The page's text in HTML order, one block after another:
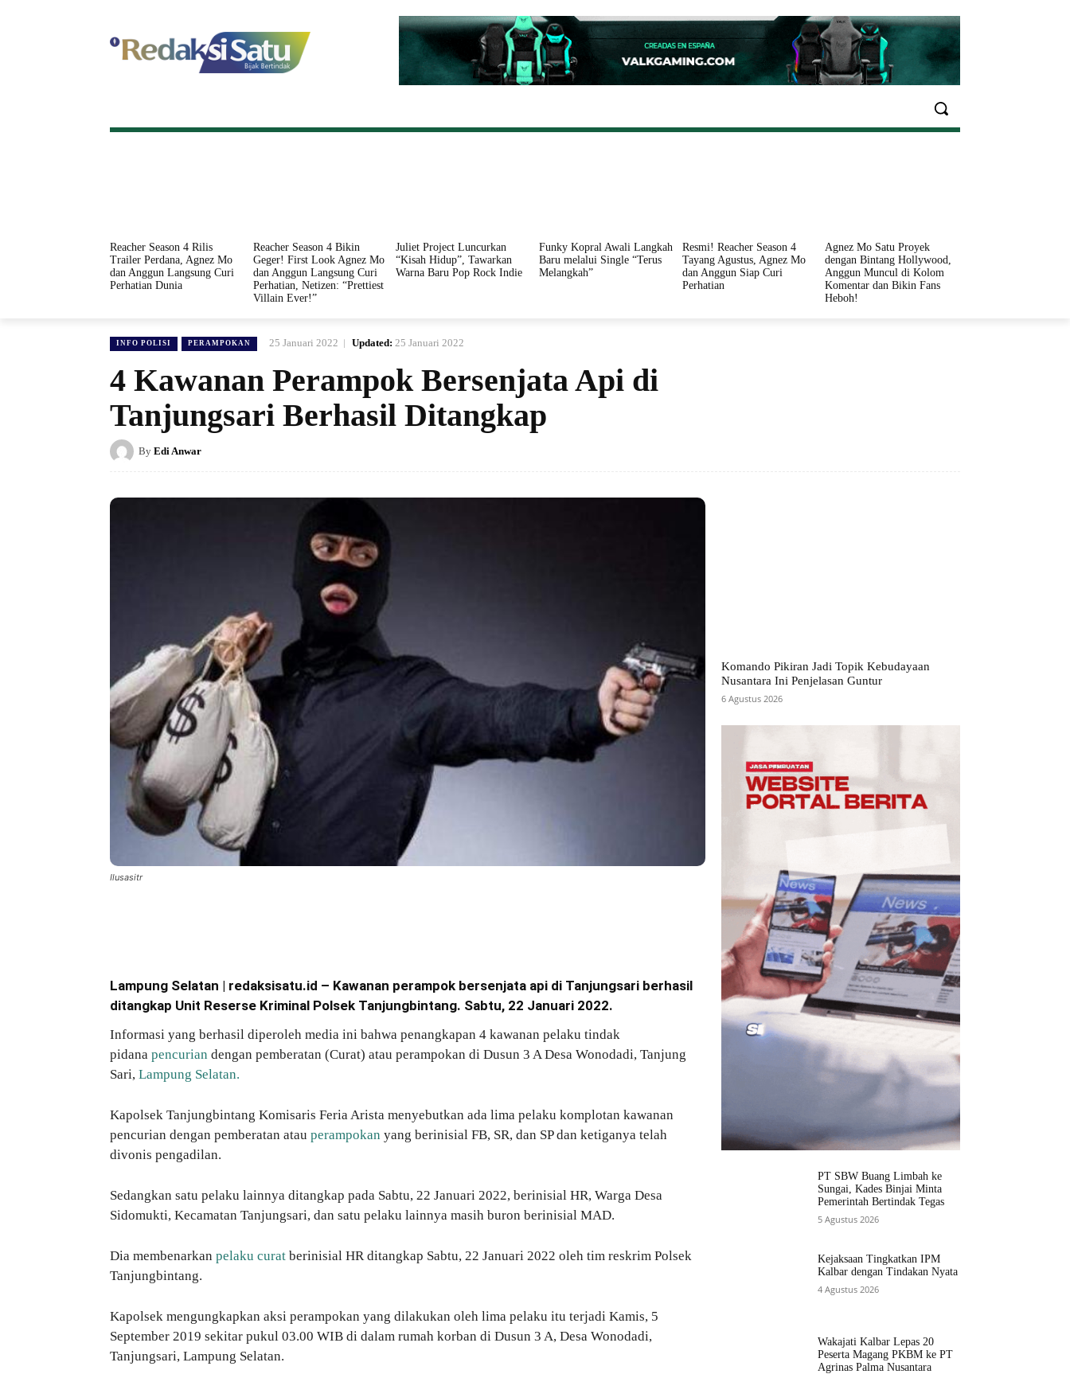
INFO SEHAT
Reacher Season 4 Rilis
Trailer Perdana, Agnez Mo
dan Anggun Langsung Curi
Perhatian Dunia
Reacher Season 4 Bikin
Geger! First Look Agnez Mo
dan Anggun Langsung Curi
Perhatian, Netizen: “Prettiest
Villain Ever!”
Juliet Project Luncurkan
“Kisah Hidup”, Tawarkan
Warna Baru Pop Rock Indie
Funky Kopral Awali Langkah
Baru melalui Single “Terus
Melangkah”
Resmi! Reacher Season 4
Tayang Agustus, Agnez Mo
dan Anggun Siap Curi
Perhatian
Agnez Mo Satu Proyek
dengan Bintang Hollywood,
Anggun Muncul di Kolom
Komentar dan Bikin Fans
Heboh!
INFO POLISI PERAMPOKAN 25 Januari 2022 Updated: 25 Januari 2022
4 Kawanan Perampok Bersenjata Api di
Tanjungsari Berhasil Ditangkap
By Edi Anwar
Ilusasitr
Lampung Selatan | redaksisatu.id – Kawanan perampok bersenjata api di Tanjungsari berhasil
ditangkap Unit Reserse Kriminal Polsek Tanjungbintang. Sabtu, 22 Januari 2022.
Informasi yang berhasil diperoleh media ini bahwa penangkapan 4 kawanan pelaku tindak
pidana pencurian dengan pemberatan (Curat) atau perampokan di Dusun 3 A Desa Wonodadi, Tanjung
Sari, Lampung Selatan.
Kapolsek Tanjungbintang Komisaris Feria Arista menyebutkan ada lima pelaku komplotan kawanan
pencurian dengan pemberatan atau perampokan yang berinisial FB, SR, dan SP dan ketiganya telah
divonis pengadilan.
Sedangkan satu pelaku lainnya ditangkap pada Sabtu, 22 Januari 2022, berinisial HR, Warga Desa
Sidomukti, Kecamatan Tanjungsari, dan satu pelaku lainnya masih buron berinisial MAD.
Dia membenarkan pelaku curat berinisial HR ditangkap Sabtu, 22 Januari 2022 oleh tim reskrim Polsek
Tanjungbintang.
Kapolsek mengungkapkan aksi perampokan yang dilakukan oleh lima pelaku itu terjadi Kamis, 5
September 2019 sekitar pukul 03.00 WIB di dalam rumah korban di Dusun 3 A, Desa Wonodadi,
Tanjungsari, Lampung Selatan.
Komando Pikiran Jadi Topik Kebudayaan
Nusantara Ini Penjelasan Guntur
6 Agustus 2026
PT SBW Buang Limbah ke
Sungai, Kades Binjai Minta
Pemerintah Bertindak Tegas
5 Agustus 2026
Kejaksaan Tingkatkan IPM
Kalbar dengan Tindakan Nyata
4 Agustus 2026
Wakajati Kalbar Lepas 20
Peserta Magang PKBM ke PT
Agrinas Palma Nusantara